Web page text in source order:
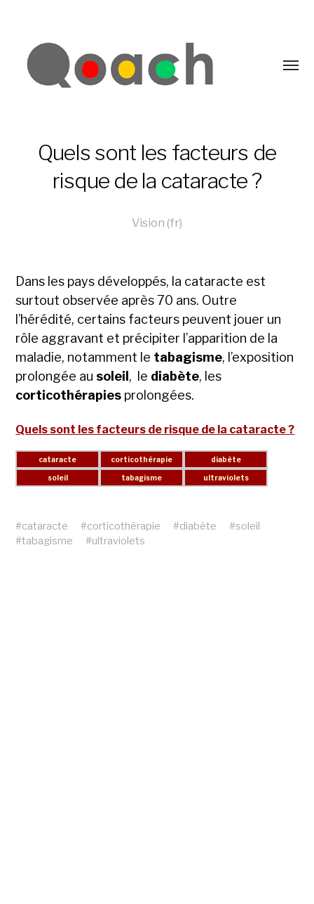
Quels sont les facteurs de
risque de la cataracte ?
Vision (fr)
Dans les pays développés, la cataracte est
surtout observée après 70 ans. Outre
l’hérédité, certains facteurs peuvent jouer un
rôle aggravant et précipiter l’apparition de la
maladie, notamment le tabagisme, l’exposition
prolongée au soleil , le diabète, les
corticothérapies prolongées.
Quels sont les facteurs de risque de la cataracte ?
#cataracte #corticothérapie #diabète #soleil
#tabagisme #ultraviolets